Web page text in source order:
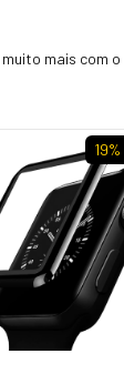
mais com
19